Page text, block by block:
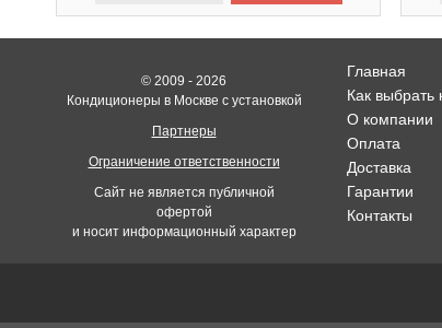
© 2009 - 2026
Кондиционеры в Москве с установкой
Партнеры
Ограничение ответственности
Сайт не является публичной
офертой
и носит информационный характер
Главная
Как выбрать
О компании
Оплата
Доставка
Гарантии
Контакты